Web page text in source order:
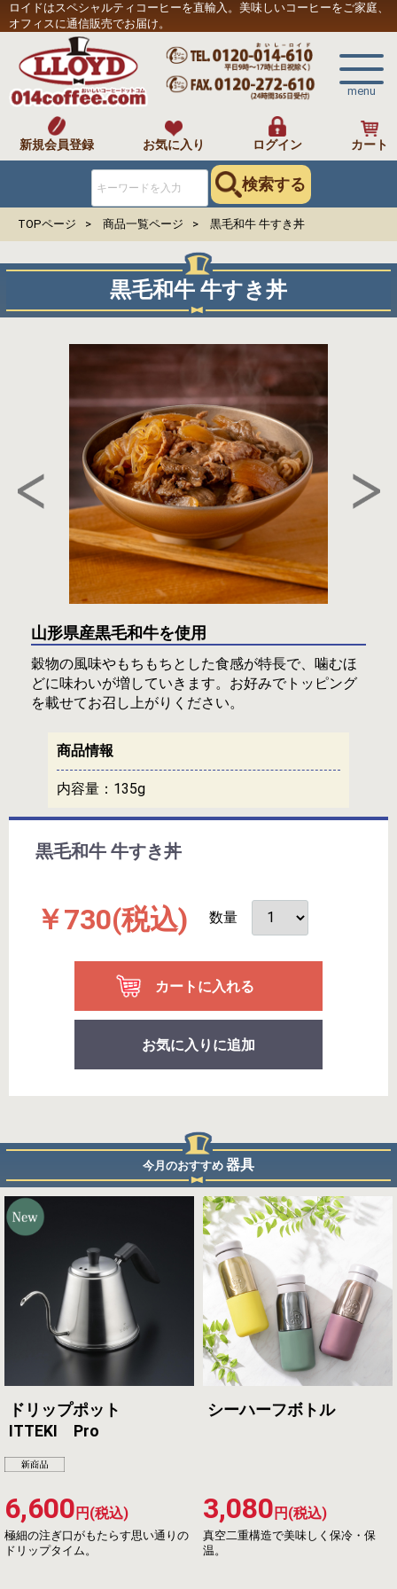
ロイドはスペシャルティコーヒーを直輸入。美味しいコーヒーをご家庭、
オフィスに通信販売でお届け。
menu
新規会員登録 お気に入り ログイン カート
検索する
TOPページ 商品一覧ページ 黒毛和牛 牛すき丼
黒毛和牛 牛すき丼
山形県産黒毛和牛を使用
穀物の風味やもちもちとした食感が特長で、噛むほ
どに味わいが増していきます。お好みでトッピング
を載せてお召し上がりください。
商品情報
内容量： 135g
黒毛和牛 牛すき丼
￥730(税込) 数量
カートに入れる
お気に入りに追加
今月のおすすめ 器具
ドリップポット
ITTEKI Pro
極細の注ぎ口がもたらす思い通りの
ドリップタイム。
6,600 円(税込)
シーハーフボトル
真空二重構造で美味しく保冷・保
温。
3,080 円(税込)